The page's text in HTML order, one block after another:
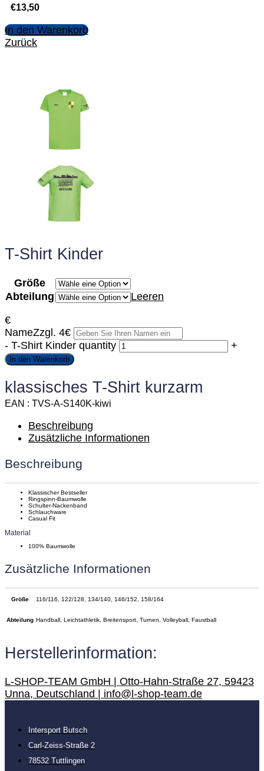
€13,50
In den Warenkorb
Zurück
T-Shirt Kinder
Größe
Abteilung
Leeren
€
NameZzgl. 4€
- T-Shirt Kinder quantity +
In den Warenkorb
klassisches T-Shirt kurzarm
EAN TVS-A-S140K-kiwi
Beschreibung
Zusätzliche Informationen
Beschreibung
Klassischer Bestseller
Ringspinn-Baumwolle
Schulter-Nackenband
Schlauchware
Casual Fit
Material
100% Baumwolle
Zusätzliche Informationen
Größe 116/116, 122/128, 134/140, 146/152, 158/164
Abteilung Handball, Leichtathletik, Breitensport, Turnen, Volleyball, Faustball
Herstellerinformation:
L-SHOP-TEAM GmbH | Otto-Hahn-Straße 27, 59423
Unna, Deutschland | info@l-shop-team.de
Intersport Butsch
Carl-Zeiss-Straße 2
78532 Tuttlingen